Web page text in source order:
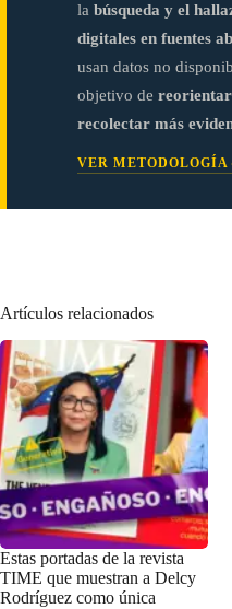
la búsqueda y el
digitales en fuentes
usan datos no
objetivo de reorientar
recolectar más
VER METODOLOGÍA
Artículos relacionados
Estas portadas de la revista
TIME que muestran a Delcy
Rodríguez como única